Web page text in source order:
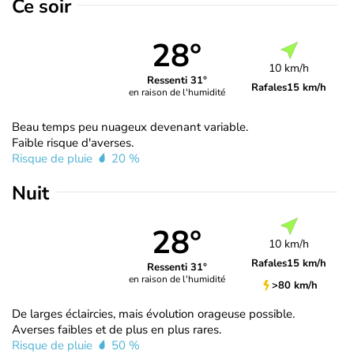
Ce soir
28°
Ressenti 31°
en raison de l'humidité
10 km/h
Rafales15 km/h
Beau temps peu nuageux devenant variable.
Faible risque d'averses.
Risque de pluie
20 %
Nuit
28°
Ressenti 31°
en raison de l'humidité
10 km/h
Rafales15 km/h
>80 km/h
De larges éclaircies, mais évolution orageuse possible.
Averses faibles et de plus en plus rares.
Risque de pluie
50 %